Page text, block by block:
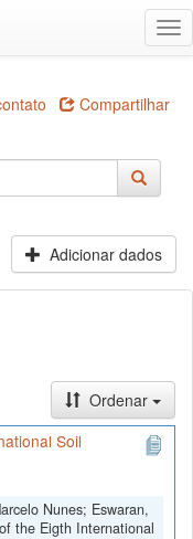
Compartilhar
Adicionar dados
Ordenar
Soil
Nunes; Eswaran,
the Eigth International